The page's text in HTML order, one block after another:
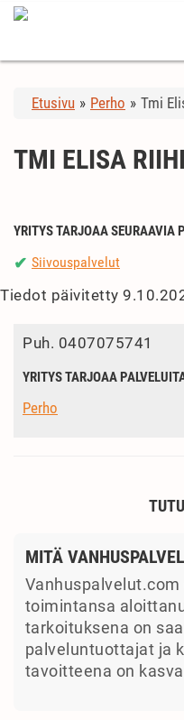
Etusivu » Perho » Tmi
TMI ELISA
YRITYS TARJOAA SEURAAVIA
✔ Siivouspalvelut
Tiedot päivitetty
Puh. 0407075741
YRITYS TARJOAA
Perho
MITÄ
Vanhuspalvelut.com
toimintansa
tarkoituksena on
palveluntuottajat ja
tavoitteena on